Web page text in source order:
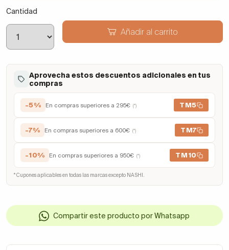
Cantidad
Añadir al carrito
Aprovecha estos descuentos adicionales en tus
compras
-5% En compras superiores a 295€ (*) TM5
-7% En compras superiores a 600€ (*) TM7
-10% En compras superiores a 950€ (*) TM10
* Cupones aplicables en todas las marcas excepto NASHI.
Compartir este producto por Whatsapp